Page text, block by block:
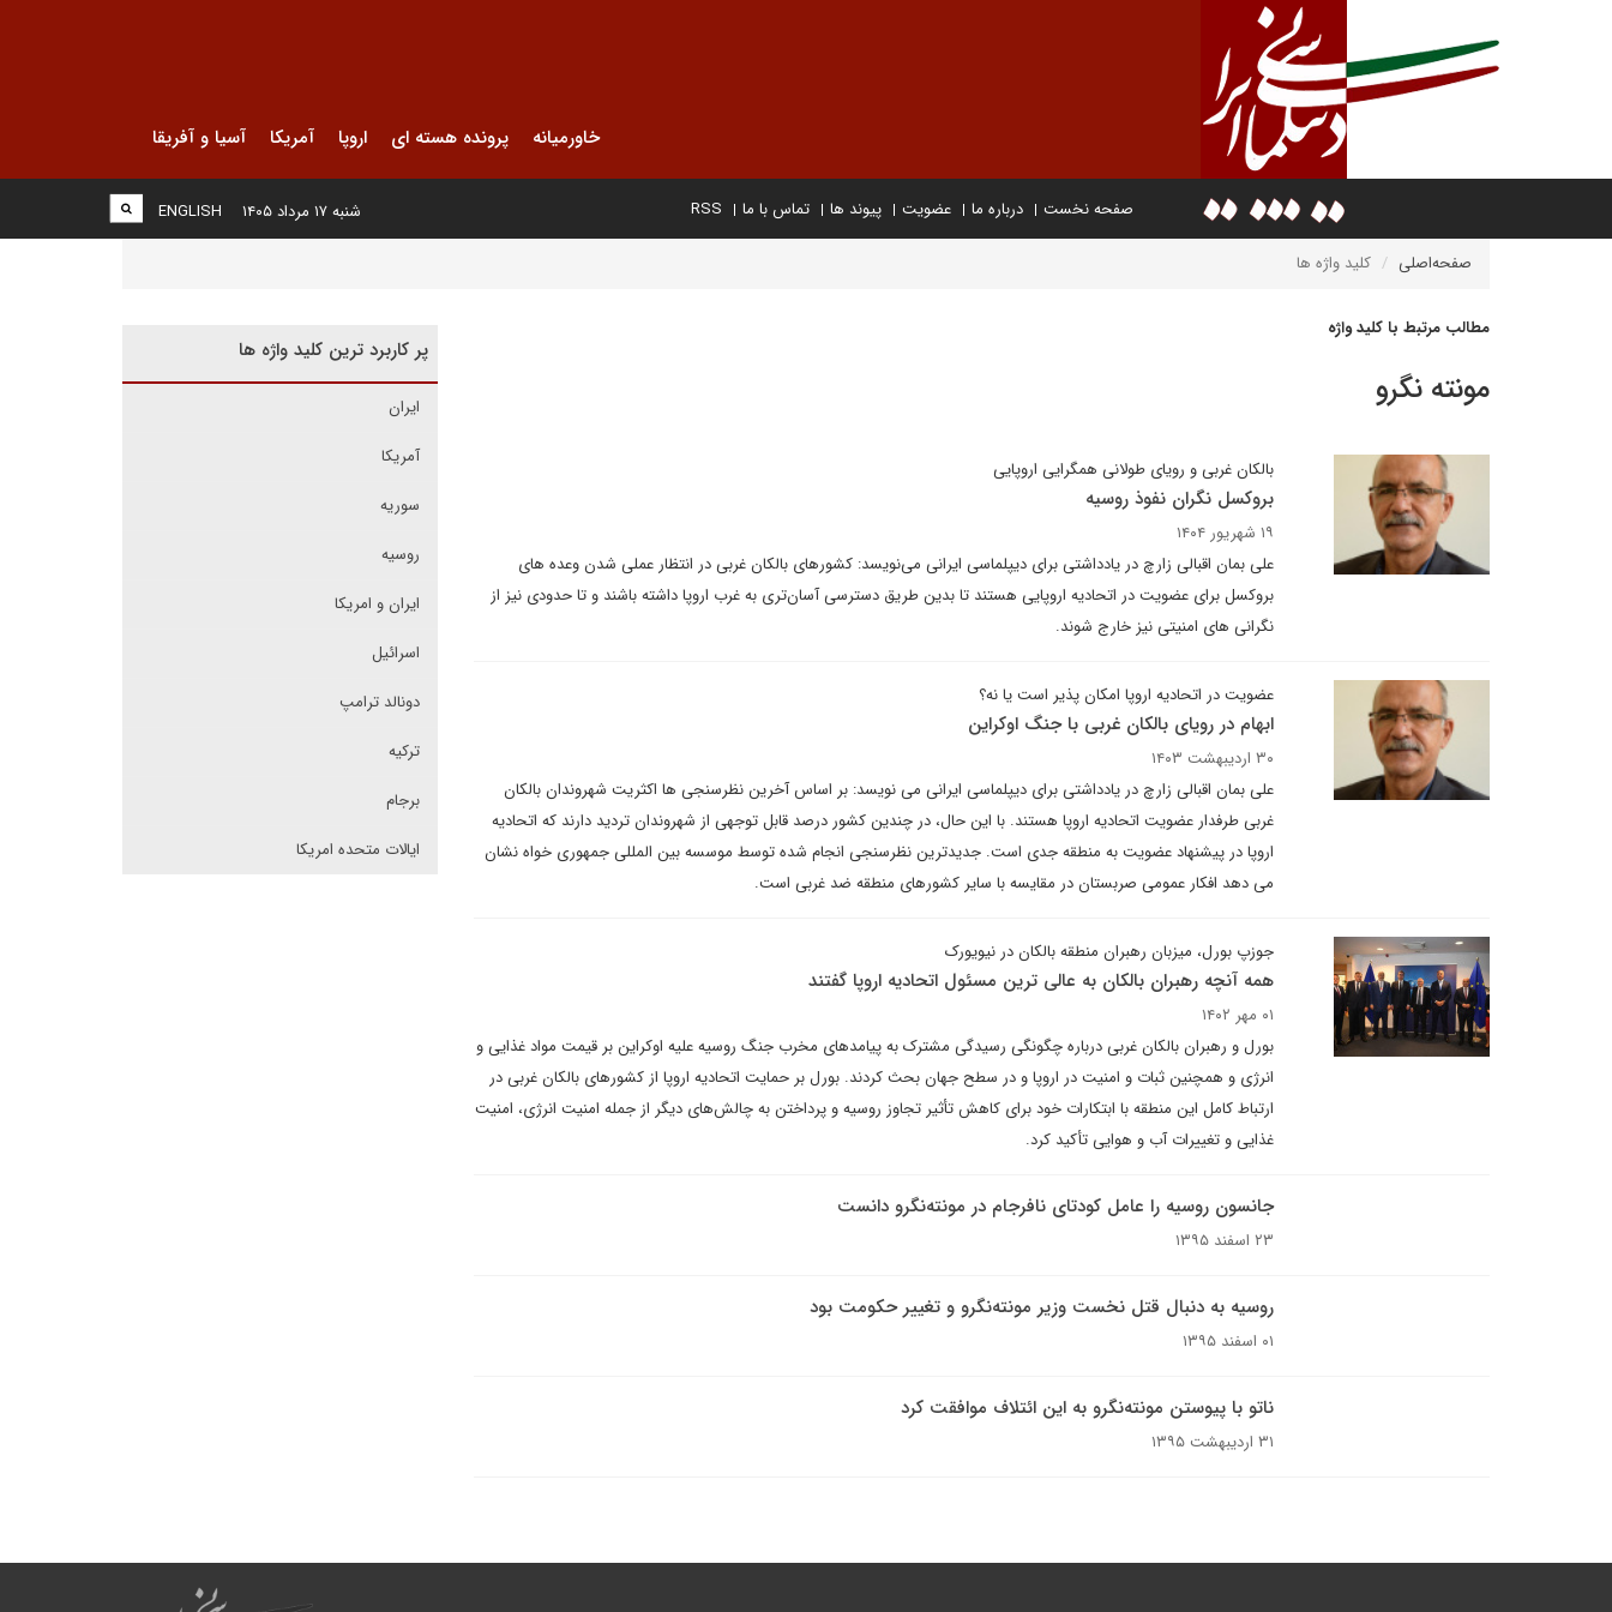
خاورمیانه پرونده هسته ای اروپا آمریکا آسیا و آفریقا
صفحه نخست درباره ما عضویت پیوند ها تماس با ما RSS
ENGLISH شنبه ۱۷ مرداد ۱۴۰۵
صفحه‌اصلی کلید واژه ها
مطالب مرتبط با کلید واژه
مونته نگرو
بالکان غربی و رویای طولانی همگرایی اروپایی
بروکسل نگران نفوذ روسیه
۱۹ شهریور ۱۴۰۴
علی بمان اقبالی زارچ در یادداشتی برای دیپلماسی ایرانی می‌نویسد: کشورهای بالکان غربی در انتظار عملی شدن وعده های
بروکسل برای عضویت در اتحادیه اروپایی هستند تا بدین طریق دسترسی آسان‌تری به غرب اروپا داشته باشند و تا حدودی نیز از
نگرانی های امنیتی نیز خارج شوند.
عضویت در اتحادیه اروپا امکان پذیر است یا نه؟
ابهام در رویای بالکان غربی با جنگ اوکراین
۳۰ اردیبهشت ۱۴۰۳
علی بمان اقبالی زارچ در یادداشتی برای دیپلماسی ایرانی می نویسد: بر اساس آخرین نظرسنجی ها اکثریت شهروندان بالکان
غربی طرفدار عضویت اتحادیه اروپا هستند. با این حال، در چندین کشور درصد قابل توجهی از شهروندان تردید دارند که اتحادیه
اروپا در پیشنهاد عضویت به منطقه جدی است. جدیدترین نظرسنجی انجام شده توسط موسسه بین المللی جمهوری خواه نشان
می دهد افکار عمومی صربستان در مقایسه با سایر کشورهای منطقه ضد غربی است.
جوزپ بورل، میزبان رهبران منطقه بالکان در نیویورک
همه آنچه رهبران بالکان به عالی ترین مسئول اتحادیه اروپا گفتند
۰۱ مهر ۱۴۰۲
بورل و رهبران بالکان غربی درباره چگونگی رسیدگی مشترک به پیامدهای مخرب جنگ روسیه علیه اوکراین بر قیمت مواد غذایی و
انرژی و همچنین ثبات و امنیت در اروپا و در سطح جهان بحث کردند. بورل بر حمایت اتحادیه اروپا از کشورهای بالکان غربی در
ارتباط کامل این منطقه با ابتکارات خود برای کاهش تأثیر تجاوز روسیه و پرداختن به چالش‌های دیگر از جمله امنیت انرژی، امنیت
غذایی و تغییرات آب و هوایی تأکید کرد.
جانسون روسیه را عامل کودتای نافرجام در مونته‌نگرو دانست
۲۳ اسفند ۱۳۹۵
روسیه به دنبال قتل نخست وزیر مونته‌نگرو و تغییر حکومت بود
۰۱ اسفند ۱۳۹۵
ناتو با پیوستن مونته‌نگرو به این ائتلاف موافقت کرد
۳۱ اردیبهشت ۱۳۹۵
پر کاربرد ترین کلید واژه ها
ایران
آمریکا
سوریه
روسیه
ایران و امریکا
اسرائیل
دونالد ترامپ
ترکیه
برجام
ایالات متحده امریکا